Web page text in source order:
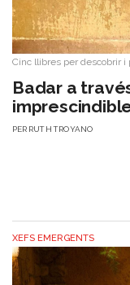
Cinc llibres per descobrir
Badar a
PER RUTH TROYANO
XEFS EMERGENTS